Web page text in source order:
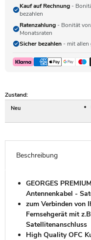
Kauf auf Rechnung -
bezahlen
Ratenzahlung - Bonität
Monatsraten
Sicher bezahlen - mit allen
Zustand:
Neu
Beschreibung
GEORGES
Antennenkabel -
zum Verbinden von
Fernsehgerät mit
Satellitenanschluss
High Quality OFC